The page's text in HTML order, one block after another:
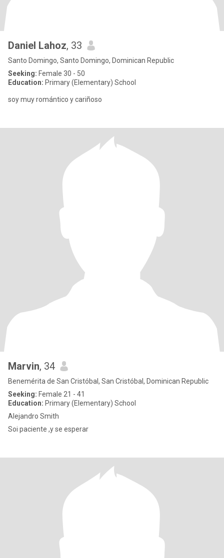
Daniel Lahoz, 33
Santo Domingo, Santo Domingo, Dominican Republic
Seeking: Female 30 - 50
Education: Primary (Elementary) School
soy muy romántico y cariñoso
Marvin, 34
Benemérita de San Cristóbal, San Cristóbal, Dominican Republic
Seeking: Female 21 - 41
Education: Primary (Elementary) School
Alejandro Smith
Soi paciente ,y se esperar